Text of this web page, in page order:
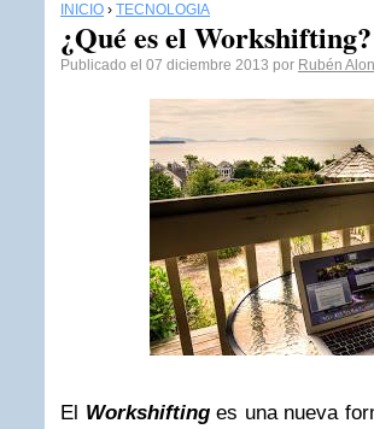
INICIO › TECNOLOGÍA
¿Qué es el Workshifting?
Publicado el 07 diciembre 2013 por Rubén
El Workshifting es una nueva